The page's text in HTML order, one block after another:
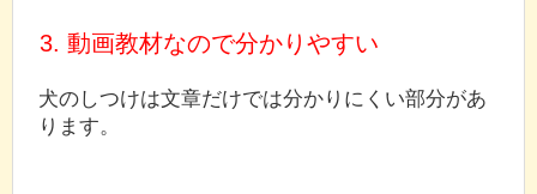
3. 動画教材なので分かりやすい
犬のしつけは文章だけでは分かりにくい部分があ
ります。